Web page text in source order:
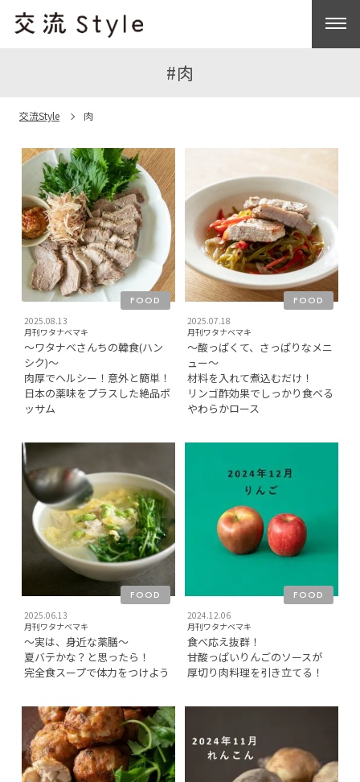
#肉
交流Style 肉
2025.08.13
FOOD
月刊ワタナベマキ
〜ワタナベさんちの韓食(ハン
シク)〜
肉厚でヘルシー！意外と簡単！
日本の薬味をプラスした絶品ポ
ッサム
2025.07.18
FOOD
月刊ワタナベマキ
〜酸っぱくて、さっぱりなメニ
ュー〜
材料を入れて煮込むだけ！
リンゴ酢効果でしっかり食べる
やわらかロース
2025.06.13
FOOD
月刊ワタナベマキ
〜実は、身近な薬膳〜
夏バテかな？と思ったら！
完全食スープで体力をつけよう
2024.12.06
FOOD
月刊ワタナベマキ
食べ応え抜群！
甘酸っぱいりんごのソースが
厚切り肉料理を引き立てる！